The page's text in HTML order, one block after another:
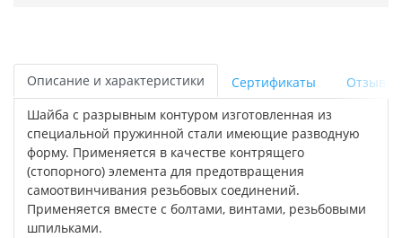
Описание и характеристики Сертификаты
Отзывы
Шайба с разрывным контуром изготовленная из
специальной пружинной стали имеющие разводную
форму. Применяется в качестве контрящего
(стопорного) элемента для предотвращения
самоотвинчивания резьбовых соединений.
Применяется вместе с болтами, винтами, резьбовыми
шпильками.